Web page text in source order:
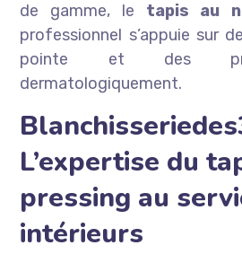
de gamme, le tapis au
professionnel s’appuie sur
pointe et des
dermatologiquement.
L’expertise du
pressing au
intérieurs